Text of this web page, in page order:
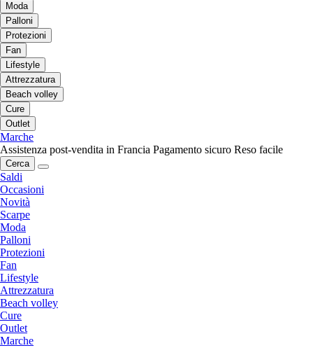
Moda
Palloni
Protezioni
Fan
Lifestyle
Attrezzatura
Beach volley
Cure
Outlet
Marche
Assistenza post-vendita in Francia Pagamento sicuro Reso facile
Cerca
Saldi
Occasioni
Novità
Scarpe
Moda
Palloni
Protezioni
Fan
Lifestyle
Attrezzatura
Beach volley
Cure
Outlet
Marche